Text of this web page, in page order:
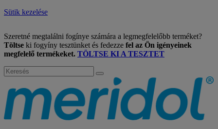
Sütik kezelése
Szeretné megtalálni fogínye számára a legmegfelelőbb terméket?
Töltse ki fogyíny tesztünket és fedezze fel az Ön igényeinek
megfelelő termékeket. TÖLTSE KI A TESZTET